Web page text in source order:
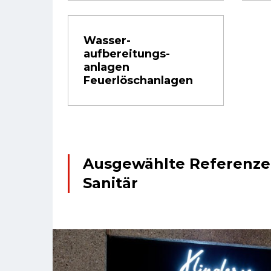
Wasser­
Aufbereitungs­
Anlagen
Feuer­lösch­anlagen
Ausgewählte
Sanitär